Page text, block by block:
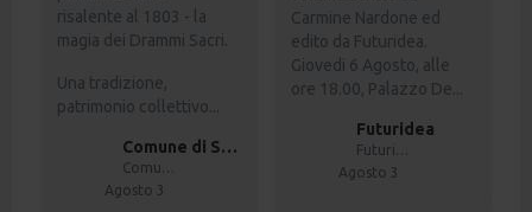
risalente al 1803 - la
magia dei Drammi Sacri.
Una tradizione,
patrimonio collettivo...
Comune di Santa Croce Del Sannio
Agosto 3
Carmine Nardone ed
edito da Futuridea.
Giovedi 6 Agosto, alle
ore 18.00, Palazzo De...
Futuridea
Agosto 3